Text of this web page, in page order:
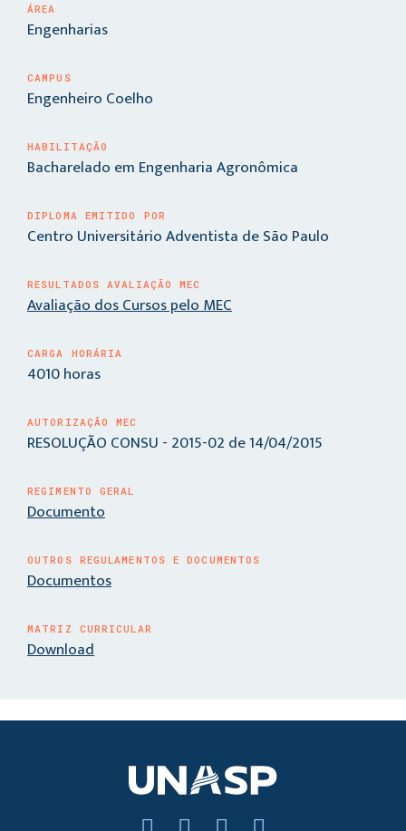
ÁREA
Engenharias
CAMPUS
Engenheiro Coelho
HABILITAÇÃO
Bacharelado em Engenharia Agronômica
DIPLOMA EMITIDO POR
Centro Universitário Adventista de São Paulo
RESULTADOS AVALIAÇÃO MEC
Avaliação dos Cursos pelo MEC
CARGA HORÁRIA
4010 horas
AUTORIZAÇÃO MEC
RESOLUÇÃO CONSU - 2015-02 de 14/04/2015
REGIMENTO GERAL
Documento
OUTROS REGULAMENTOS E DOCUMENTOS
Documentos
MATRIZ CURRICULAR
Download